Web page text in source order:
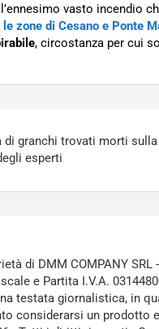
vasto incendio
zone di Cesano e Ponte
, circostanza per cui
di granchi trovati morti sulla
esperti
di DMM COMPANY
e Partita I.V.A.
testata giornalistica, in
considerarsi un prodotto